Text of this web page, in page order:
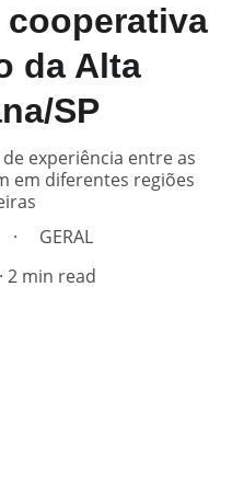
cooperativa
da Alta
SP
experiência entre as
em diferentes regiões
GERAL
2 min read